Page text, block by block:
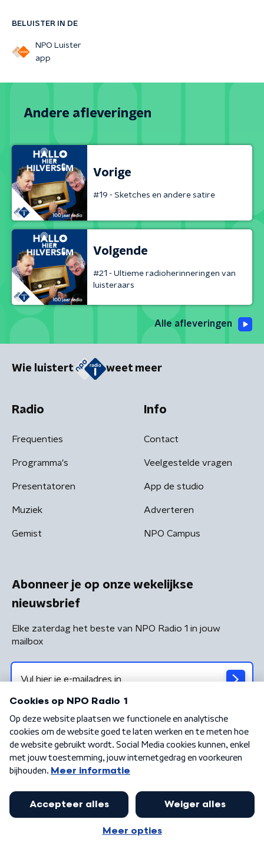
BELUISTER IN DE
NPO Luister
app
Andere afleveringen
Vorige
#19 - Sketches en andere satire
Volgende
#21 - Ultieme radioherinneringen van
luisteraars
Alle afleveringen
Wie luistert weet meer
Radio
Frequenties
Programma's
Presentatoren
Muziek
Gemist
Info
Contact
Veelgestelde vragen
App de studio
Adverteren
NPO Campus
Abonneer je op onze wekelijkse
nieuwsbrief
Elke zaterdag het beste van NPO Radio 1 in jouw
mailbox
Algemene voorwaarden